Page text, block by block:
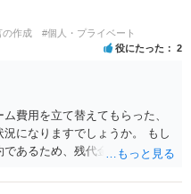
の作成 #個人・プライベート
役にたった 2
費用を立て替えてもらった、
になりますでしょうか。 もし
あるため、残代金を捻出して
が単独で全ての債務を負うこと